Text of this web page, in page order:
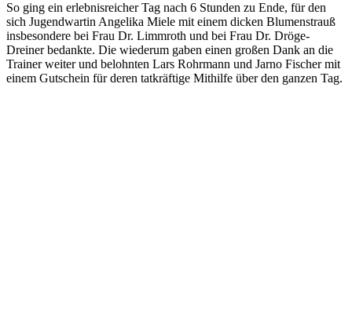
So ging ein erlebnisreicher Tag nach 6 Stunden zu Ende, für den
sich Jugendwartin Angelika Miele mit einem dicken Blumenstrauß
insbesondere bei Frau Dr. Limmroth und bei Frau Dr. Dröge-
Dreiner bedankte. Die wiederum gaben einen großen Dank an die
Trainer weiter und belohnten Lars Rohrmann und Jarno Fischer mit
einem Gutschein für deren tatkräftige Mithilfe über den ganzen Tag.